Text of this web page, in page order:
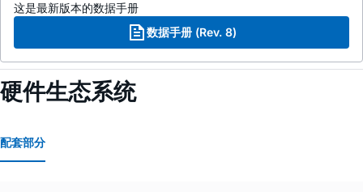
这是最新版本的数据手册
数据手册 (Rev. 8)
硬件生态系统
配套部分